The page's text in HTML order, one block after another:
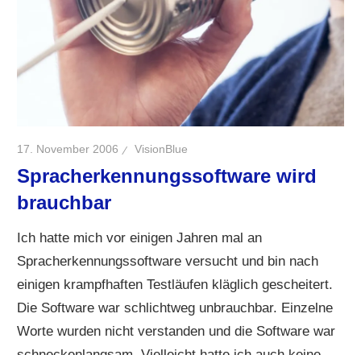
17. November 2006 VisionBlue
Spracherkennungssoftware wird
brauchbar
Ich hatte mich vor einigen Jahren mal an
Spracherkennungssoftware versucht und bin nach
einigen krampfhaften Testläufen kläglich gescheitert.
Die Software war schlichtweg unbrauchbar. Einzelne
Worte wurden nicht verstanden und die Software war